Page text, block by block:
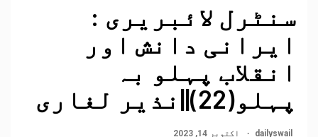
سنٹرل لائبریری :
ایرانی دانش اور
انقلاب پہلو بہ
پہلو(22)||نذیر لغاری
dailyswail اکتوبر 14, 2023